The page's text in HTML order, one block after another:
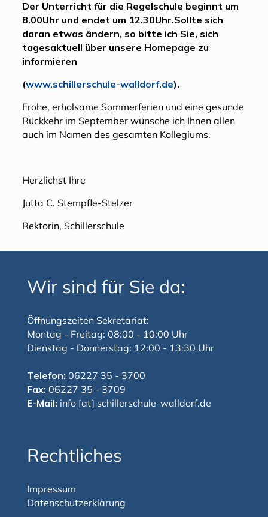
Der Unterricht für die Regelschule beginnt um
8.00Uhr und endet um 12.30Uhr.Sollte sich
daran etwas ändern, so bitte ich Sie, sich
tagesaktuell über unsere Homepage zu
informieren
(www.schillerschule-walldorf.de).
Frohe, erholsame Sommerferien und eine gesunde
Rückkehr im September wünsche ich Ihnen allen
auch im Namen des gesamten Kollegiums.
Herzlichst Ihre
Jutta C. Stempfle-Stelzer
Rektorin, Schillerschule
Wir sind für Sie da:
Öffnungszeiten Sekretariat:
Montag - Freitag: 08:00 - 10:00 Uhr
Dienstag - Donnerstag: 12:00 - 13:30 Uhr
Telefon: 06227 35 - 3700
Fax: 06227 35 - 3709
E-Mail: info [at] schillerschule-walldorf.de
Rechtliches
Impressum
Datenschutzerklärung